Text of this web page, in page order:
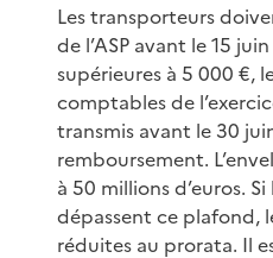
Les transporteurs
de l’ASP avant le 15
supérieures à 5 000 €,
comptables de
transmis avant le 30
remboursement.
à 50 millions d’euros.
dépassent ce plafond,
réduites au prorata. Il